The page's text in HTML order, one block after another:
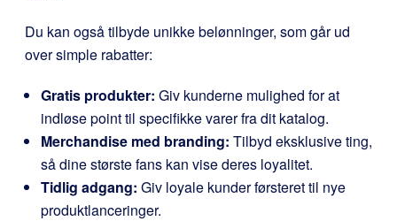
Du kan også tilbyde unikke belønninger, som går ud
over simple rabatter:
Gratis produkter: Giv kunderne mulighed for at
indløse point til specifikke varer fra dit katalog.
Merchandise med branding: Tilbyd eksklusive ting,
så dine største fans kan vise deres loyalitet.
Tidlig adgang: Giv loyale kunder førsteret til nye
produktlanceringer.